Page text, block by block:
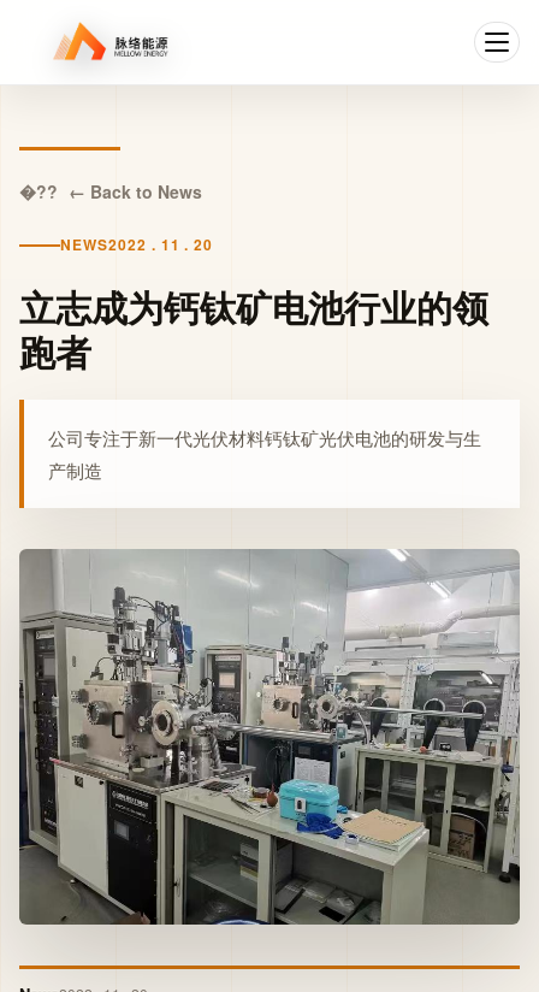
← Back to News
NEWS2022 . 11 . 20
立志成为钙钛矿电池行业的领
跑者
公司专注于新一代光伏材料钙钛矿光伏电池的研发与生
产制造